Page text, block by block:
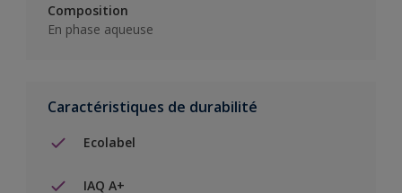
Composition
En phase aqueuse
Caractéristiques de durabilité
Ecolabel
IAQ A+